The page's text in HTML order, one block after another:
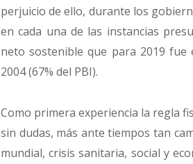
perjuicio de ello, durante los
en cada una de las instancias
neto sostenible que para 2019 fue
2004 (67% del PBI).
Como primera experiencia la regla
sin dudas, más ante tiempos tan
mundial, crisis sanitaria, social y